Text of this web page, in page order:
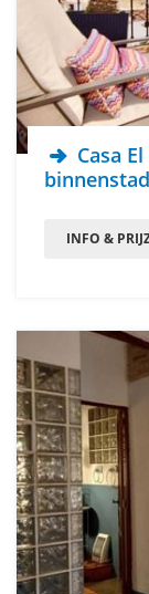
Casa
INFO &